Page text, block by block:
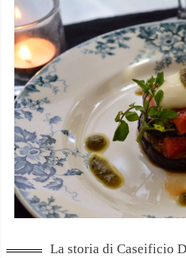
La storia di Caseificio